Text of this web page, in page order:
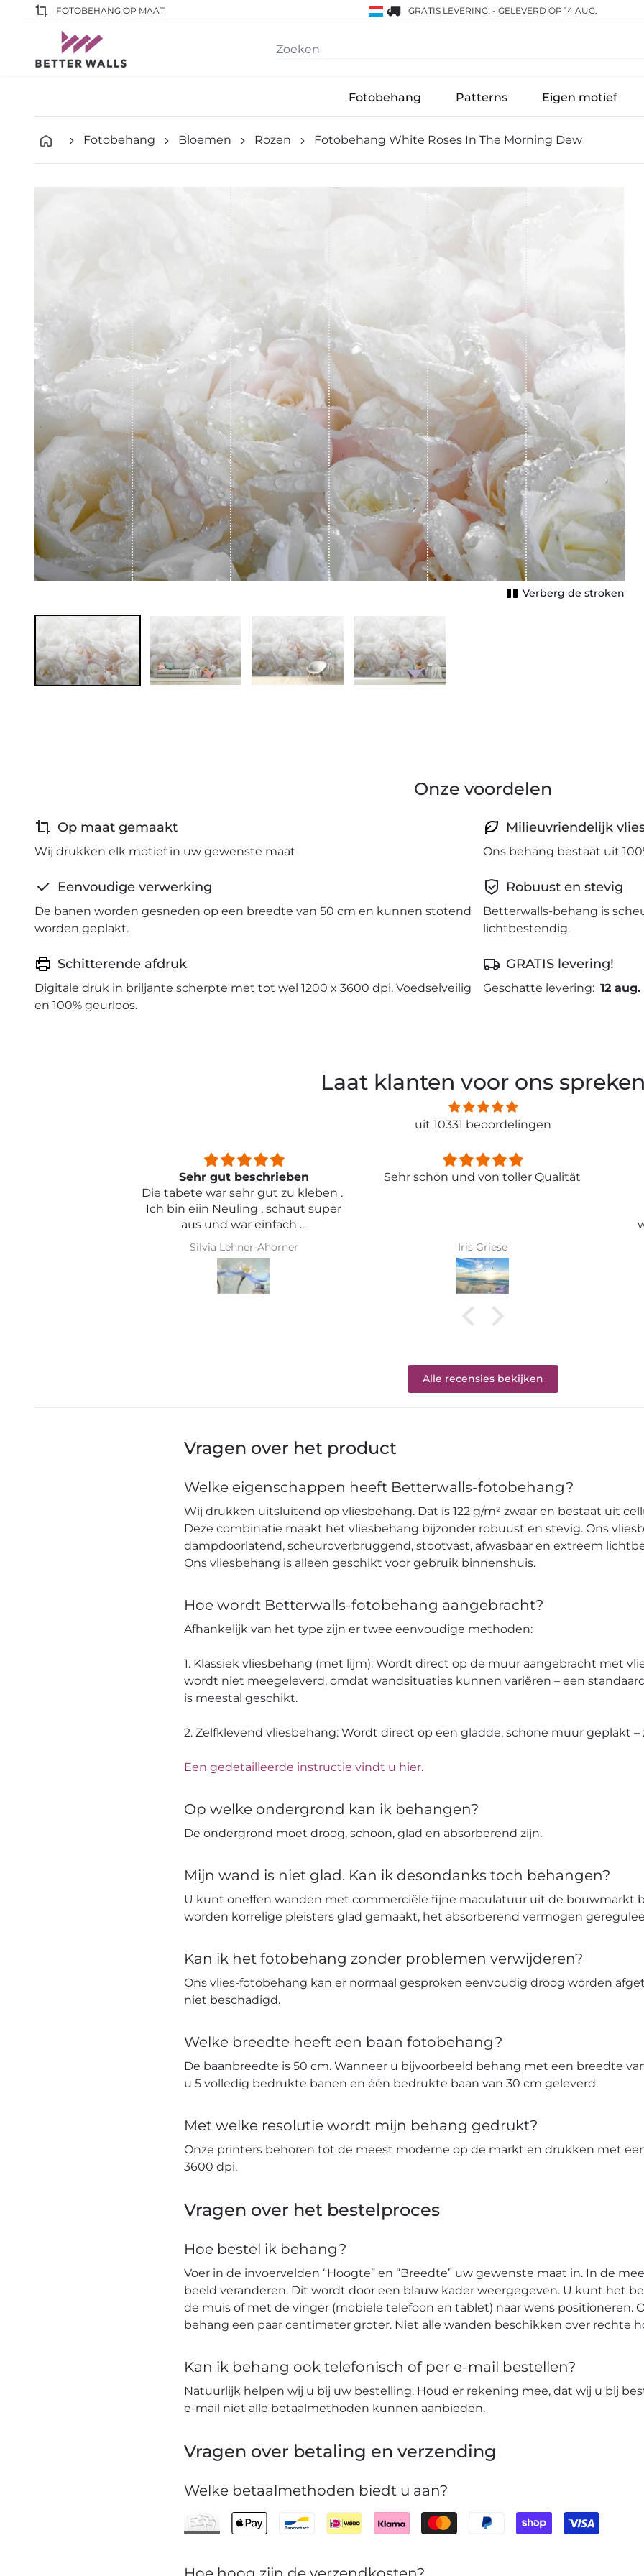
FOTOBEHANG OP MAAT GRATIS LEVERING! - GELEVERD OP 14 AUG.
Fotobehang Patterns Eigen motief
Fotobehang Bloemen Rozen Fotobehang White Roses In The Morning Dew
Verberg de stroken
Onze voordelen
Op maat gemaakt
Wij drukken elk motief in uw gewenste maat
Milieuvriendelijk
Ons behang bestaat uit
Eenvoudige verwerking
De banen worden gesneden op een breedte van 50 cm en kunnen stotend
worden geplakt.
Robuust en stevig
Betterwalls-behang is
lichtbestendig.
Schitterende afdruk
Digitale druk in briljante scherpte met tot wel 1200 x 3600 dpi. Voedselveilig
en 100% geurloos.
GRATIS levering!
Geschatte levering: 12 aug.
Laat klanten voor ons spreken
uit 10331 beoordelingen
Sehr schön und von toller Qualität
Iris Griese
Entspricht genau meiner
Qualität .
Karin Bader
Alle recensies bekijken
Vragen over het product
Welke eigenschappen heeft Betterwalls-fotobehang?
Wij drukken uitsluitend op vliesbehang. Dat is 122 g/m² zwaar en bestaat uit
Deze combinatie maakt het vliesbehang bijzonder robuust en stevig. Ons
dampdoorlatend, scheuroverbruggend, stootvast, afwasbaar en extreem
Ons vliesbehang is alleen geschikt voor gebruik binnenshuis.
Hoe wordt Betterwalls-fotobehang aangebracht?
Afhankelijk van het type zijn er twee eenvoudige methoden:
1. Klassiek vliesbehang (met lijm): Wordt direct op de muur aangebracht met
wordt niet meegeleverd, omdat wandsituaties kunnen variëren – een
is meestal geschikt.
2. Zelfklevend vliesbehang: Wordt direct op een gladde, schone muur geplakt –
Een gedetailleerde instructie vindt u hier.
Op welke ondergrond kan ik behangen?
De ondergrond moet droog, schoon, glad en absorberend zijn.
Mijn wand is niet glad. Kan ik desondanks toch behangen?
U kunt oneffen wanden met commerciële fijne maculatuur uit de bouwmarkt
worden korrelige pleisters glad gemaakt, het absorberend vermogen
Kan ik het fotobehang zonder problemen verwijderen?
Ons vlies-fotobehang kan er normaal gesproken eenvoudig droog worden
niet beschadigd.
Welke breedte heeft een baan fotobehang?
De baanbreedte is 50 cm. Wanneer u bijvoorbeeld behang met een breedte
u 5 volledig bedrukte banen en één bedrukte baan van 30 cm geleverd.
Met welke resolutie wordt mijn behang gedrukt?
Onze printers behoren tot de meest moderne op de markt en drukken met
3600 dpi.
Vragen over het bestelproces
Hoe bestel ik behang?
Voer in de invoervelden “Hoogte” en “Breedte” uw gewenste maat in. In de
beeld veranderen. Dit wordt door een blauw kader weergegeven. U kunt het
de muis of met de vinger (mobiele telefoon en tablet) naar wens positioneren.
behang een paar centimeter groter. Niet alle wanden beschikken over rechte
Kan ik behang ook telefonisch of per e-mail bestellen?
Natuurlijk helpen wij u bij uw bestelling. Houd er rekening mee, dat wij u bij
e-mail niet alle betaalmethoden kunnen aanbieden.
Vragen over betaling en verzending
Welke betaalmethoden biedt u aan?